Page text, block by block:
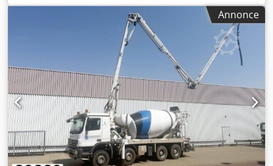
à la vente cette centrale mobile de mélange de béton
d’occasion, modèle MCF RF 1500 SS, année de fabrication
2020. Dcsdpezrgxbefx Aktok Capacité : 1000 litres. Si vous
avez des questions ou si vous souhaitez obtenir davantage
d’informations, n’hésitez pas à nous contacter par message
ou par téléphone.
Annonce